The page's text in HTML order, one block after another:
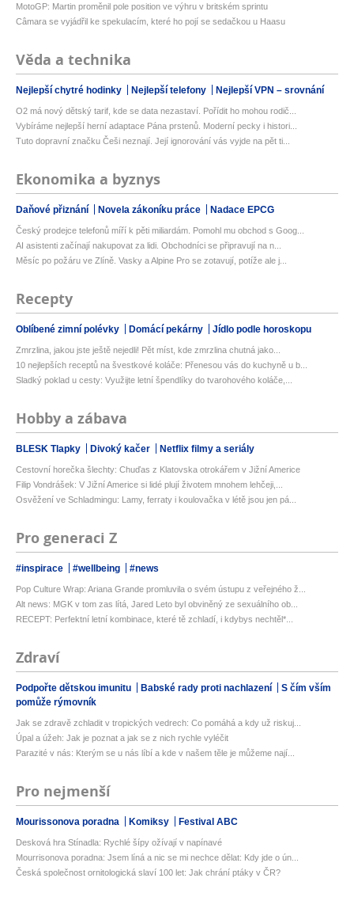
MotoGP: Martin proměnil pole position ve výhru v britském sprintu
Câmara se vyjádřil ke spekulacím, které ho pojí se sedačkou u Haasu
Věda a technika
Nejlepší chytré hodinky Nejlepší telefony Nejlepší VPN – srovnání
O2 má nový dětský tarif, kde se data nezastaví. Pořídit ho mohou rodič...
Vybíráme nejlepší herní adaptace Pána prstenů. Moderní pecky i histori...
Tuto dopravní značku Češi neznají. Její ignorování vás vyjde na pět ti...
Ekonomika a byznys
Daňové přiznání Novela zákoníku práce Nadace EPCG
Český prodejce telefonů míří k pěti miliardám. Pomohl mu obchod s Goog...
AI asistenti začínají nakupovat za lidi. Obchodníci se připravují na n...
Měsíc po požáru ve Zlíně. Vasky a Alpine Pro se zotavují, potíže ale j...
Recepty
Oblíbené zimní polévky Domácí pekárny Jídlo podle horoskopu
Zmrzlina, jakou jste ještě nejedli! Pět míst, kde zmrzlina chutná jako...
10 nejlepších receptů na švestkové koláče: Přenesou vás do kuchyně u b...
Sladký poklad u cesty: Využijte letní špendlíky do tvarohového koláče,...
Hobby a zábava
BLESK Tlapky Divoký kačer Netflix filmy a seriály
Cestovní horečka šlechty: Chuďas z Klatovska otrokářem v Jižní Americe
Filip Vondrášek: V Jižní Americe si lidé plují životem mnohem lehčeji,...
Osvěžení ve Schladmingu: Lamy, ferraty i koulovačka v létě jsou jen pá...
Pro generaci Z
#inspirace #wellbeing #news
Pop Culture Wrap: Ariana Grande promluvila o svém ústupu z veřejného ž...
Alt news: MGK v tom zas lítá, Jared Leto byl obviněný ze sexuálního ob...
RECEPT: Perfektní letní kombinace, které tě zchladí, i kdybys nechtěl*...
Zdraví
Podpořte dětskou imunitu Babské rady proti nachlazení
S čím vším
pomůže rýmovník
Jak se zdravě zchladit v tropických vedrech: Co pomáhá a kdy už riskuj...
Úpal a úžeh: Jak je poznat a jak se z nich rychle vyléčit
Parazité v nás: Kterým se u nás líbí a kde v našem těle je můžeme nají...
Pro nejmenší
Mourissonova poradna Komiksy Festival ABC
Desková hra Stínadla: Rychlé šípy ožívají v napínavé
Mourrisonova poradna: Jsem líná a nic se mi nechce dělat: Kdy jde o ún...
Česká společnost ornitologická slaví 100 let: Jak chrání ptáky v ČR?